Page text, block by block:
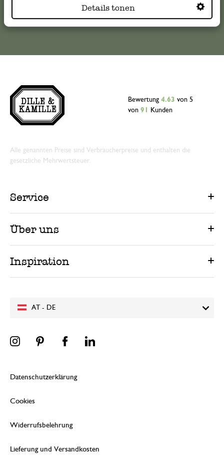
Details tonen
AT - DE
Bewertung 4.63 von 5
von 91 Kunden
Alle genannten Preise sind Verbraucherpreise und enthalten die
gesetzliche Mehrwertsteuer.
Service
Über uns
Inspiration
Datenschutzerklärung
Cookies
Widerrufsbelehrung
Lieferung und Versandkosten